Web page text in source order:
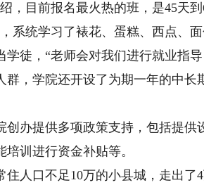
，目前报名最火热的班，是45天到
统学习了裱花、蛋糕、西点、面
学徒，“老师会对我们进行就业指
，学院还开设了为期一年的中长
办提供多项政策支持，包括提供
训进行资金补贴等。
口不足10万的小县城，走出了4